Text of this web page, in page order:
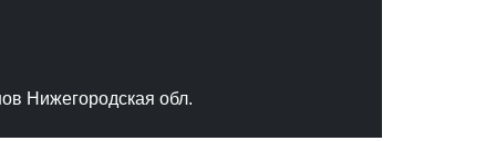
Нижегородская обл.